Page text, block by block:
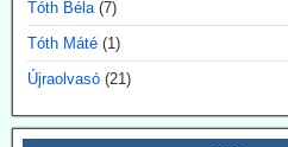
állásából - feltehetően a
eredményei miatt.
A Dániai Műszaki Egyetem
Svensmark neve
esetben az IPCC direktívákat.
Tóth Béla(7)
Tóth Máté (1)
Újraolvasó (21)